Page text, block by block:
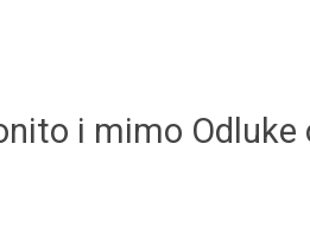
i mimo Odluke